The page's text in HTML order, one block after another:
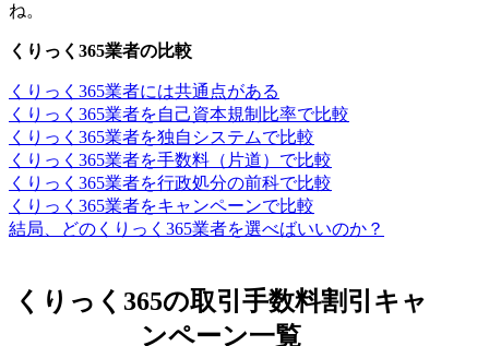
ね。
くりっく365業者の比較
くりっく365業者には共通点がある
くりっく365業者を自己資本規制比率で比較
くりっく365業者を独自システムで比較
くりっく365業者を手数料（片道）で比較
くりっく365業者を行政処分の前科で比較
くりっく365業者をキャンペーンで比較
結局、どのくりっく365業者を選べばいいのか？
くりっく365の取引手数料割引キャ
ンペーン一覧